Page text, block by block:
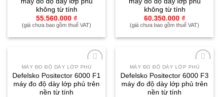
không từ tính
55.560.000 ₫
(giá chưa bao gồm thuế VAT)
không từ tính
60.350.000 ₫
(giá chưa bao gồm thuế VAT)
thích
MÁY ĐO ĐỘ DÀY LỚP PHỦ
Defelsko Positector 6000 F1
máy đo độ dày lớp phủ trên
nền từ tính
thích
MÁY ĐO ĐỘ DÀY LỚP PHỦ
Defelsko Positector 6000 F3
máy đo độ dày lớp phủ trên
nền từ tính